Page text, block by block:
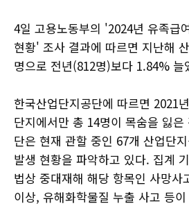
4일 고용노동부의 '2024년 유족급
현황' 조사 결과에 따르면 지난해
명으로 전년(812명)보다 1.84% 늘
한국산업단지공단에 따르면 2021
단지에서만 총 14명이 목숨을 잃
단은 현재 관할 중인 67개 산업단
발생 현황을 파악하고 있다. 집계
법상 중대재해 해당 항목인 사망사
이상, 유해화학물질 누출 사고 등